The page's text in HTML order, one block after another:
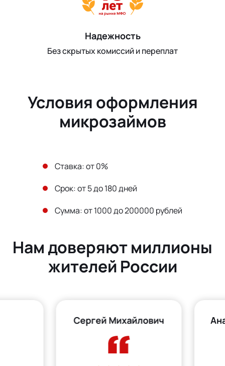
Надежность
Без скрытых комиссий и переплат
Условия оформления
микрозаймов
Ставка: от 0%
Срок: от 5 до 180 дней
Сумма: от 1000 до 200000 рублей
Нам доверяют миллионы
жителей России
Сергей Михайлович